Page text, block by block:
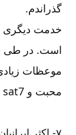
گذراندم.
خدمت دیگری
است. در طی
موعظات
محبت و sat7